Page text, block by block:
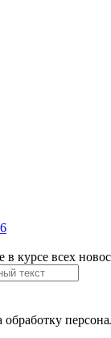
курсе всех